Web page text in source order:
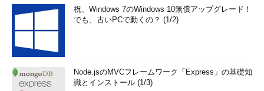
祝、Windows 7のWindows 10無償アップグレード！
でも、古いPCで動くの？ (1/2)
Node.jsのMVCフレームワーク「Express」の基礎知
識とインストール (1/3)